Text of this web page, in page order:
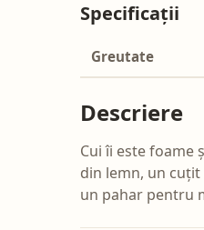
Specificații
Greutate
Descriere
Cui îi este foame
din lemn, un cuțit
un pahar pentru